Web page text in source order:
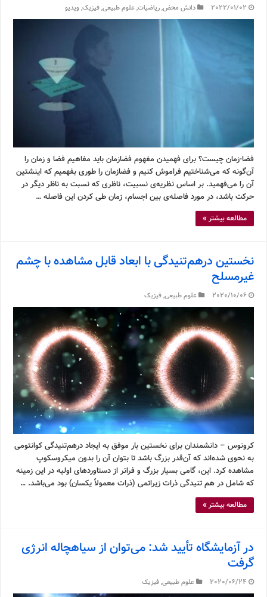
2022/01/02 دانش محض,ریاضیات,علوم طبیعی,فیزیک,ویدیو
فضا-زمان چیست؟ برای فهمیدن مفهوم فضازمان باید مفاهیم فضا و زمان را
آن‌گونه که می‌شناختیم فراموش کنیم و فضازمان را طوری بفهمیم که اینشتین
آن را می‌فهمید. بر اساس نظریه‌ی نسبیت، ناظری که نسبت به ناظر دیگر در
حرکت باشد، در مورد فاصله‌ی بین اجسام، زمان طی کردن این فاصله …
مطالعه بیشتر »
نخستین درهم‌تنیدگی با ابعاد قابل مشاهده با چشم
غیرمسلح
2020/10/06 علوم طبیعی,فیزیک
کرونوس – دانشمندان برای نخستین بار موفق به ایجاد درهم‌تنیدگی کوانتومی
به نحوی شده‌اند که آن‌قدر بزرگ باشد تا بتوان آن را بدون میکروسکوپ
مشاهده کرد. این، گامی بسیار بزرگ و فراتر از دستاوردهای اولیه در این زمینه
که شامل در هم تنیدگی ذرات زیراتمی (ذرات معمولاً یکسان) بود می‌باشد. …
مطالعه بیشتر »
در آزمایشگاه تأیید شد: می‌توان از سیاهچاله انرژی
گرفت
2020/06/24 علوم طبیعی,فیزیک